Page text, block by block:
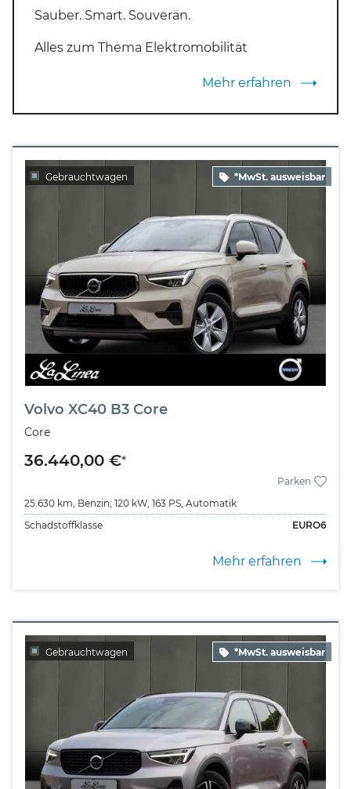
Sauber. Smart. Souverän.
Alles zum Thema Elektromobilität
Mehr erfahren
Gebrauchtwagen *MwSt. ausweisbar
Volvo XC40 B3 Core
Core
36.440,00 €*
Parken
25.630 km, Benzin, 120 kW, 163 PS, Automatik
Schadstoffklasse
EURO6
Mehr erfahren
Gebrauchtwagen *MwSt. ausweisbar